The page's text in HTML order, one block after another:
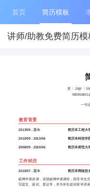
首页 简历模板
讲师/助教免费简历模
男 29岁 5
一句
教育背景
2013/09 - 至今 简历本工程大
2010/09 - 2013/06 简历本科技学
2006/09 - 2010/06 简历本师范大
工作经历
2015/07 - 至今 简历本网络技
硕博申请讲师，讲授硕博申请课程，指导学生
写提交、面试、签证等，并为学生提供留学讲